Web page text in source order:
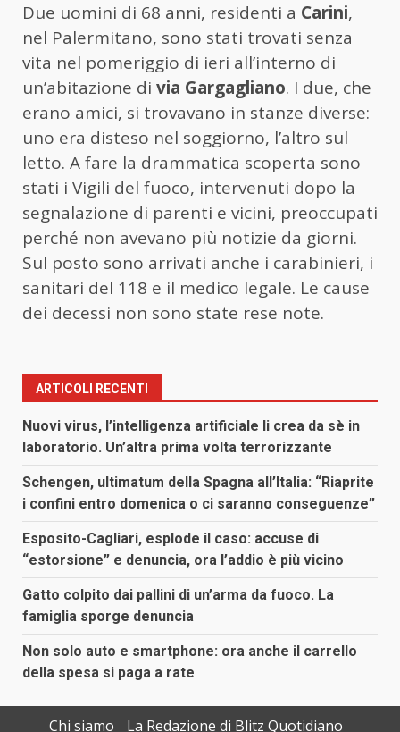
Due uomini di 68 anni, residenti a Carini,
nel Palermitano, sono stati trovati senza
vita nel pomeriggio di ieri all’interno di
un’abitazione di via Gargagliano. I due, che
erano amici, si trovavano in stanze diverse:
uno era disteso nel soggiorno, l’altro sul
letto. A fare la drammatica scoperta sono
stati i Vigili del fuoco, intervenuti dopo la
segnalazione di parenti e vicini, preoccupati
perché non avevano più notizie da giorni.
Sul posto sono arrivati anche i carabinieri, i
sanitari del 118 e il medico legale. Le cause
dei decessi non sono state rese note.
ARTICOLI RECENTI
Nuovi virus, l’intelligenza artificiale li crea da sè in
laboratorio. Un’altra prima volta terrorizzante
Schengen, ultimatum della Spagna all’Italia: “Riaprite
i confini entro domenica o ci saranno conseguenze”
Esposito-Cagliari, esplode il caso: accuse di
“estorsione” e denuncia, ora l’addio è più vicino
Gatto colpito dai pallini di un’arma da fuoco. La
famiglia sporge denuncia
Non solo auto e smartphone: ora anche il carrello
della spesa si paga a rate
Chi siamo La Redazione di Blitz Quotidiano